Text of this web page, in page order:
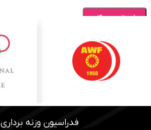
فدراسیون وزنه برداری